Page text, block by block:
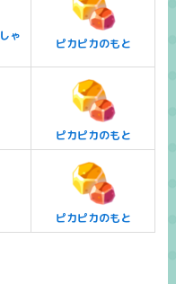
ゃ
ピカピカのもと
ピカピカのもと
ピカピカのもと